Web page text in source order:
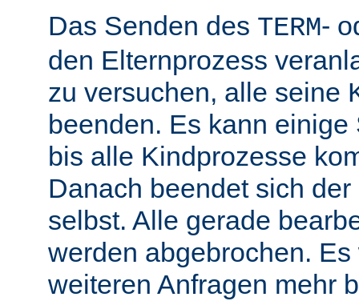
Das Senden des TERM-
den Elternprozess
zu versuchen, alle seine
beenden. Es kann
bis alle Kindprozesse
Danach beendet sich
selbst. Alle gerade
werden abgebrochen.
weiteren Anfragen mehr